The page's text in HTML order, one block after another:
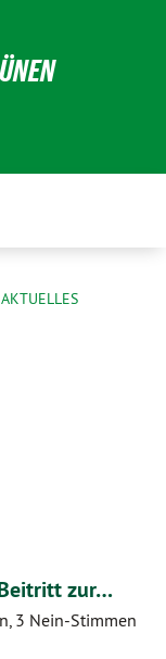
AKTUELLES
zur…
3 Nein-Stimmen